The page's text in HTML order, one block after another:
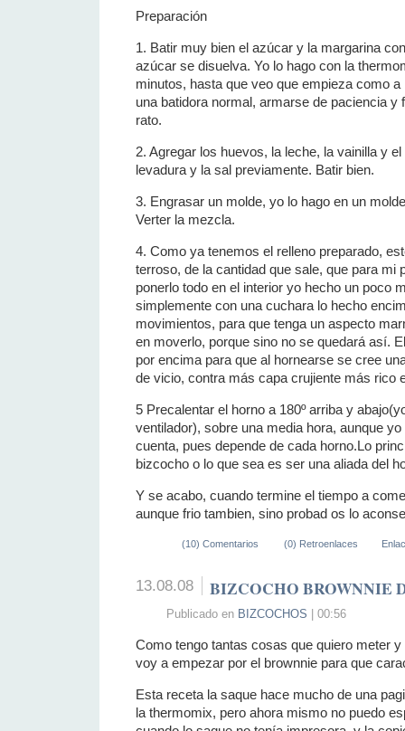
Preparación
1. Batir muy bien el azúcar y la margarina
azúcar se disuelva. Yo lo hago con la
minutos, hasta que veo que empieza como
una batidora normal, armarse de paciencia y
rato.
2. Agregar los huevos, la leche, la vainilla y
levadura y la sal previamente. Batir bien.
3. Engrasar un molde, yo lo hago en un
Verter la mezcla.
4. Como ya tenemos el relleno preparado,
terroso, de la cantidad que sale, que para mi
ponerlo todo en el interior yo hecho un poco
simplemente con una cuchara lo hecho
movimientos, para que tenga un aspecto
en moverlo, porque sino no se quedará así.
por encima para que al hornearse se cree
de vicio, contra más capa crujiente más rico
5 Precalentar el horno a 180º arriba y
ventilador), sobre una media hora, aunque
cuenta, pues depende de cada horno.Lo
bizcocho o lo que sea es ser una aliada del
Y se acabo, cuando termine el tiempo a
aunque frio tambien, sino probad os lo
(10) Comentarios (0) Retroenlaces
13.08.08 BIZCOCHO BROWNNIE
Publicado en BIZCOCHOS | 00:56
Como tengo tantas cosas que quiero meter
voy a empezar por el brownnie para que
Esta receta la saque hace mucho de una
la thermomix, pero ahora mismo no puedo